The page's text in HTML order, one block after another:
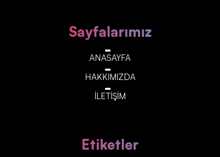
Sayfalarımız
ANASAYFA
HAKKIMIZDA
İLETİŞİM
Etiketler